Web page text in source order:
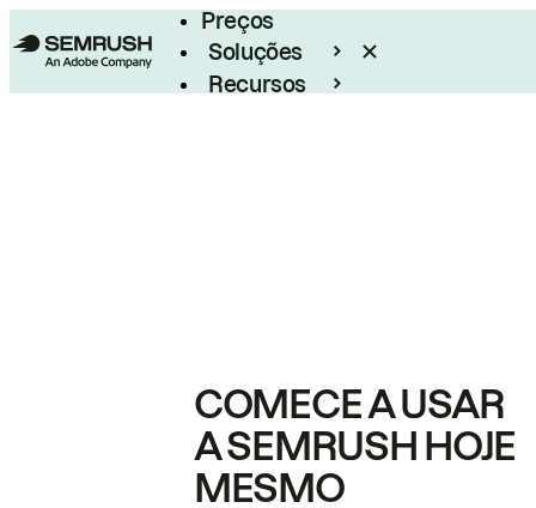
Preços
Soluções
Recursos
COMECE A USAR
A SEMRUSH HOJE
MESMO